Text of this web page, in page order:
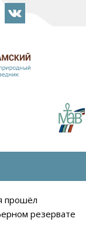
прошёл
резервате